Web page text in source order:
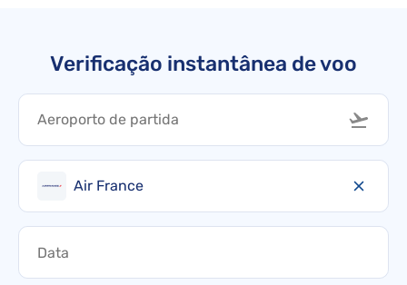
Verificação instantânea de voo
Air France